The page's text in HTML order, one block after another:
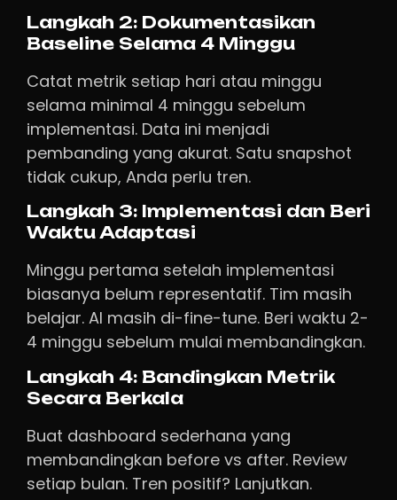
Langkah 2: Dokumentasikan
Baseline Selama 4 Minggu
Catat metrik setiap hari atau minggu
selama minimal 4 minggu sebelum
implementasi. Data ini menjadi
pembanding yang akurat. Satu snapshot
tidak cukup, Anda perlu tren.
Langkah 3: Implementasi dan Beri
Waktu Adaptasi
Minggu pertama setelah implementasi
biasanya belum representatif. Tim masih
belajar. AI masih di-fine-tune. Beri waktu 2-
4 minggu sebelum mulai membandingkan.
Langkah 4: Bandingkan Metrik
Secara Berkala
Buat dashboard sederhana yang
membandingkan before vs after. Review
setiap bulan. Tren positif? Lanjutkan.